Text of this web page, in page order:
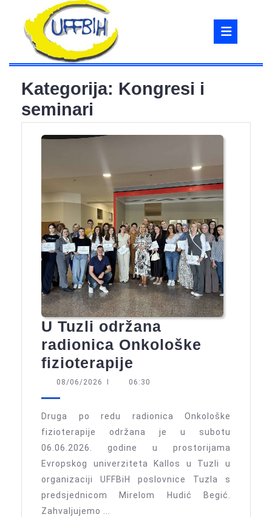
content
Kategorija: Kongresi i
seminari
U Tuzli održana
radionica Onkološke
fizioterapije
Tuzli
radionica
Onkološke
fizioterapije
08/06/2026 08/06/2026
I 06:30
Druga po redu radionica Onkološke
fizioterapije održana je u subotu
06.06.2026. godine u prostorijama
Evropskog univerziteta Kallos u Tuzli u
organizaciji UFFBiH poslovnice Tuzla s
predsjednicom Mirelom Hudić Begić.
Zahvaljujemo ...